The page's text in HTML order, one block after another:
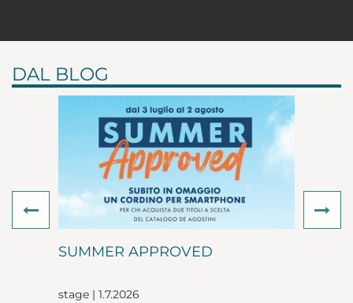
DAL BLOG
SUMMER APPROVED
stage | 1.7.2026
Previous